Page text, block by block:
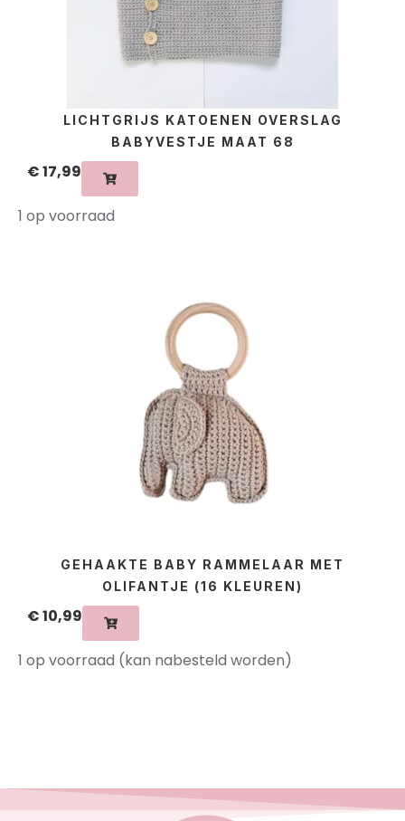
LICHTGRIJS KATOENEN OVERSLAG
BABYVESTJE MAAT 68
€17,99
1 op voorraad
GEHAAKTE BABY RAMMELAAR MET
OLIFANTJE (16 KLEUREN)
€10,99
1 op voorraad (kan nabesteld worden)